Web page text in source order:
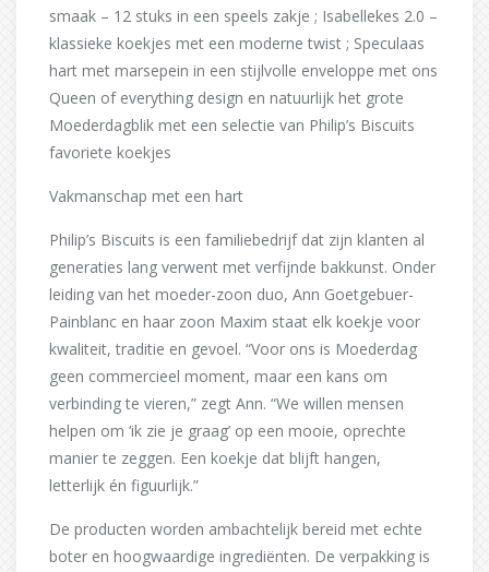
smaak – 12 stuks in een speels zakje ; Isabellekes 2.0 –
klassieke koekjes met een moderne twist ; Speculaas
hart met marsepein in een stijlvolle enveloppe met ons
Queen of everything design en natuurlijk het grote
Moederdagblik met een selectie van Philip’s Biscuits
favoriete koekjes
Vakmanschap met een hart
Philip’s Biscuits is een familiebedrijf dat zijn klanten al
generaties lang verwent met verfijnde bakkunst. Onder
leiding van het moeder-zoon duo, Ann Goetgebuer-
Painblanc en haar zoon Maxim staat elk koekje voor
kwaliteit, traditie en gevoel. “Voor ons is Moederdag
geen commercieel moment, maar een kans om
verbinding te vieren,” zegt Ann. “We willen mensen
helpen om ‘ik zie je graag’ op een mooie, oprechte
manier te zeggen. Een koekje dat blijft hangen,
letterlijk én figuurlijk.”
De producten worden ambachtelijk bereid met echte
boter en hoogwaardige ingrediënten. De verpakking is